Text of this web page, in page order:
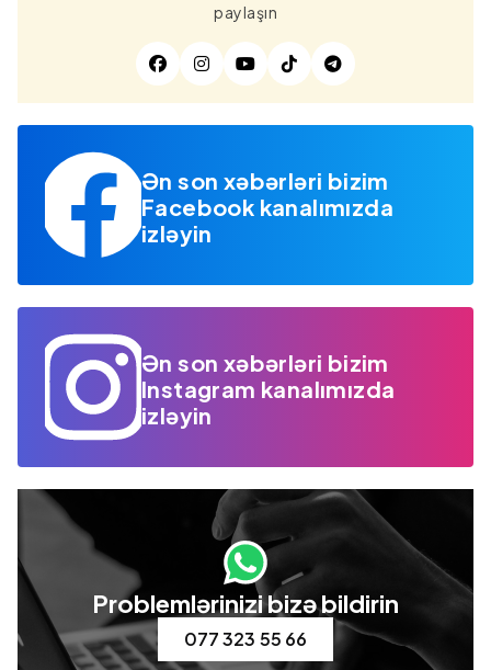
paylaşın
Ən son xəbərləri bizim
Facebook kanalımızda
izləyin
Ən son xəbərləri bizim
Instagram kanalımızda
izləyin
Problemlərinizi bizə bildirin
077 323 55 66